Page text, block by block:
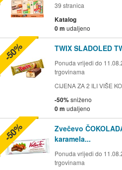
39 stranica
Katalog
0 m udaljeno
TWIX SLADOLED
Ponuda vrijedi do
trgovinama
CIJENA ZA 2 ILI VIŠE
-50%sniženo
0 m udaljeno
-50%
Zvečevo
karamela...
Ponuda vrijedi do
trgovinama
-50%